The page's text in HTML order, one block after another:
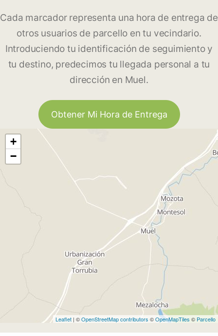
Cada marcador representa una hora de entrega de
otros usuarios de parcello en tu vecindario.
Introduciendo tu identificación de seguimiento y
tu destino, predecimos tu llegada personal a tu
dirección en Muel.
Obtener Mi Hora de Entrega
+
−
Leaflet | ©OpenStreetMap contributors ©OpenMapTiles © Parcello